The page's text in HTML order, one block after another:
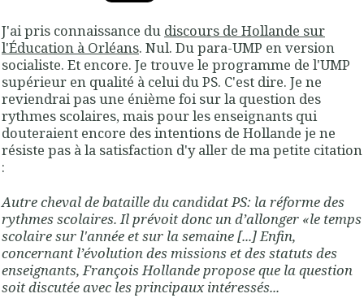
J'ai pris connaissance du discours de Hollande sur
l'Éducation à Orléans. Nul. Du para-UMP en version
socialiste. Et encore. Je trouve le programme de l'UMP
supérieur en qualité à celui du PS. C'est dire. Je ne
reviendrai pas une énième foi sur la question des
rythmes scolaires, mais pour les enseignants qui
douteraient encore des intentions de Hollande je ne
résiste pas à la satisfaction d'y aller de ma petite citation
:
Autre cheval de bataille du candidat PS: la réforme des
rythmes scolaires. Il prévoit donc un d’allonger «le temps
scolaire sur l'année et sur la semaine [...]Enfin,
concernant l’évolution des missions et des statuts des
enseignants, François Hollande propose que la question
soit discutée avec les principaux intéressés...